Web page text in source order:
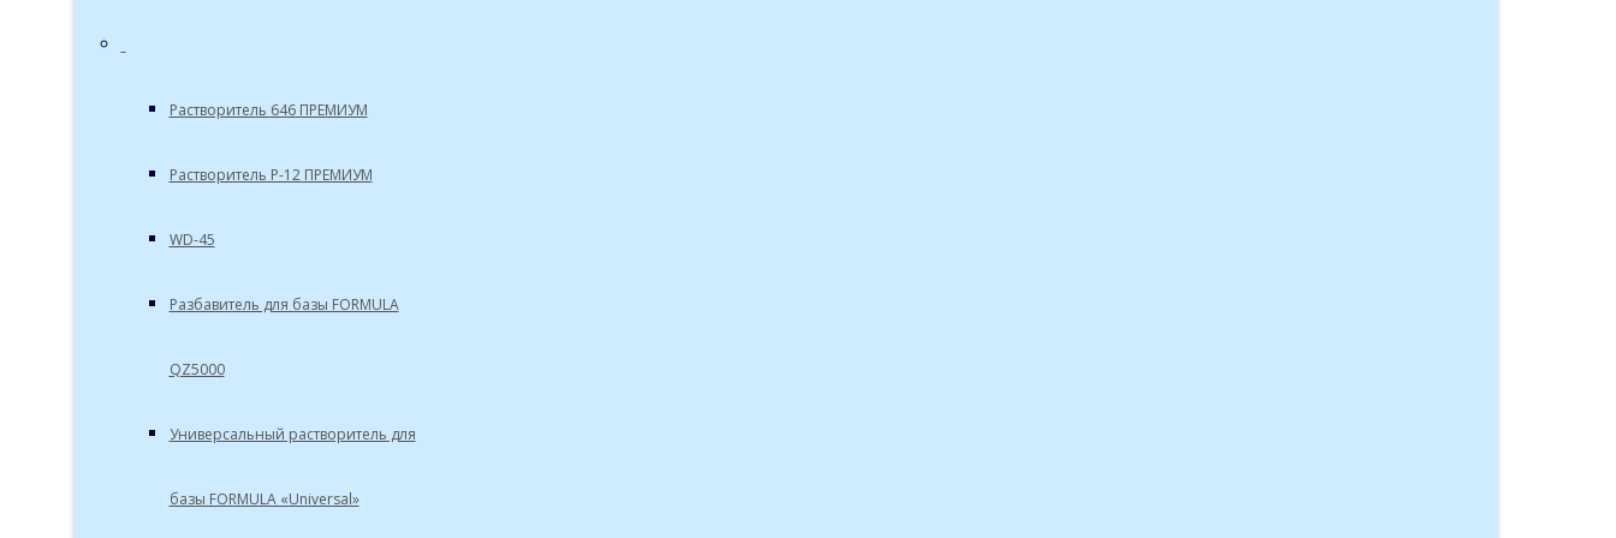
Растворитель 646 ПРЕМИУМ
Растворитель Р-12 ПРЕМИУМ
WD-45
Разбавитель для базы FORMULA
QZ5000
Универсальный растворитель для
базы FORMULA «Universal»